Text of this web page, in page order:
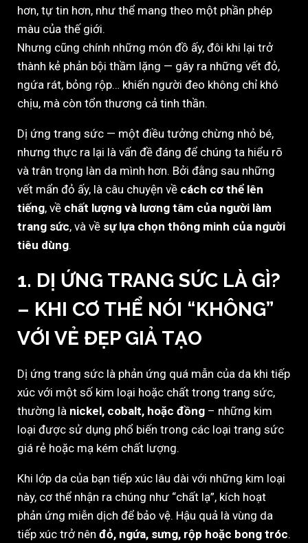
hơn, tự tin hơn, như thể mang theo một phần phép
màu của thế giới.
Nhưng cũng chính những món đồ ấy, đôi khi lại trở
thành kẻ phản bội thầm lặng — gây ra những vết đỏ,
ngứa rát, bỏng rộp… khiến người đeo không chỉ khó
chịu, mà còn tổn thương cả tinh thần.
Dị ứng trang sức — một điều tưởng chừng nhỏ bé,
nhưng thực ra lại là vấn đề đáng để chúng ta hiểu rõ
và trân trọng làn da mình hơn. Bởi đằng sau những
vết mẩn đỏ ấy, là câu chuyện về cách cơ thể lên
tiếng, về chất lượng và lương tâm của người làm
trang sức, và về sự lựa chọn thông minh của người
tiêu dùng.
1. DỊ ỨNG TRANG SỨC LÀ GÌ?
– KHI CƠ THỂ NÓI “KHÔNG”
VỚI VẺ ĐẸP GIẢ TẠO
Dị ứng trang sức là phản ứng quá mẫn của da khi tiếp
xúc với một số kim loại hoặc chất trong trang sức,
thường là nickel, cobalt, hoặc đồng – những kim
loại được sử dụng phổ biến trong các loại trang sức
giá rẻ hoặc mạ kém chất lượng.
Khi lớp da của bạn tiếp xúc lâu dài với những kim loại
này, cơ thể nhận ra chúng như “chất lạ”, kích hoạt
phản ứng miễn dịch để bảo vệ. Hậu quả là vùng da
tiếp xúc trở nên đỏ, ngứa, sưng, rộp hoặc bong tróc.